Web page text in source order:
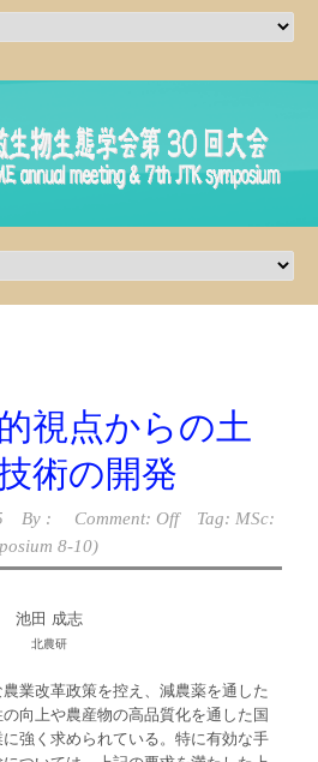
視点からの土
術の開発
By : Comment: Off Tag: MSc:
8-10)
池田 成志
北農研
業改革政策を控え、減農薬を通した
向上や農産物の高品質化を通した国
強く求められている。特に有効な手